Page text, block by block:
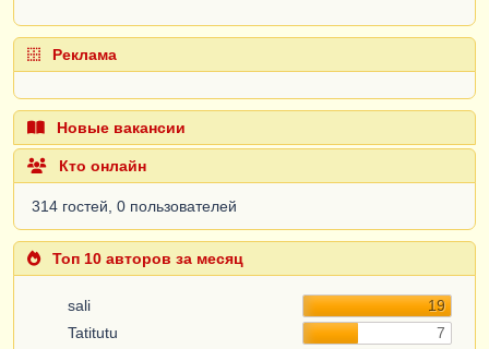
Реклама
Новые вакансии
Кто онлайн
314 гостей, 0 пользователей
Топ 10 авторов за месяц
sali
19
Tatitutu
7